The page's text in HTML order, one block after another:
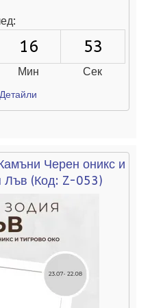
16 52
Мин Сек
Детайли
Черен оникс и
Лъв (Код: Z-053)